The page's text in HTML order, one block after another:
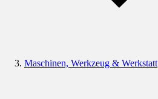
Maschinen, Werkzeug & Werkstatt